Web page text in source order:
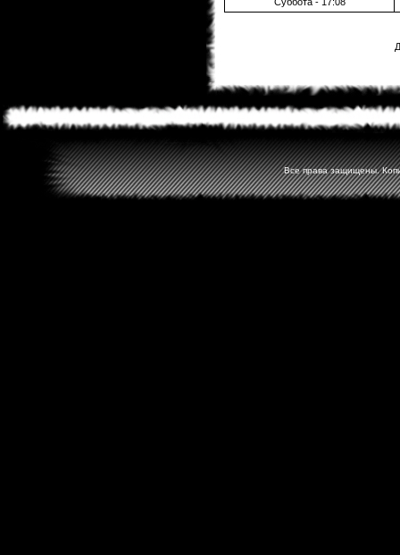
Все права защищены.